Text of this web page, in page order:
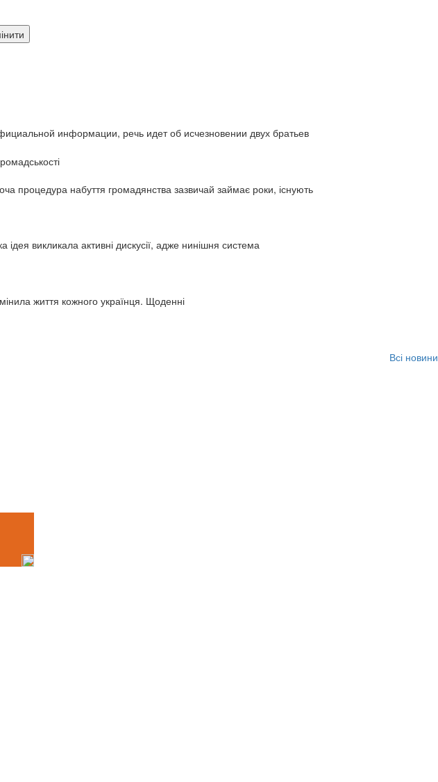
информации, речь идет об исчезновении двух братьев
процедура набуття громадянства зазвичай займає роки, існують
ідея викликала активні дискусії, адже нинішня система
життя кожного українця. Щоденні
Всі новини